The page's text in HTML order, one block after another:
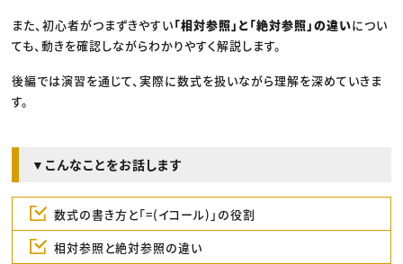
また、初心者がつまずきやすい「相対参照」と「絶対参照」の違いについ
ても、動きを確認しながらわかりやすく解説します。
後編では演習を通じて、実際に数式を扱いながら理解を深めていきま
す。
▼こんなことをお話します
数式の書き方と「=(イコール)」の役割
相対参照と絶対参照の違い